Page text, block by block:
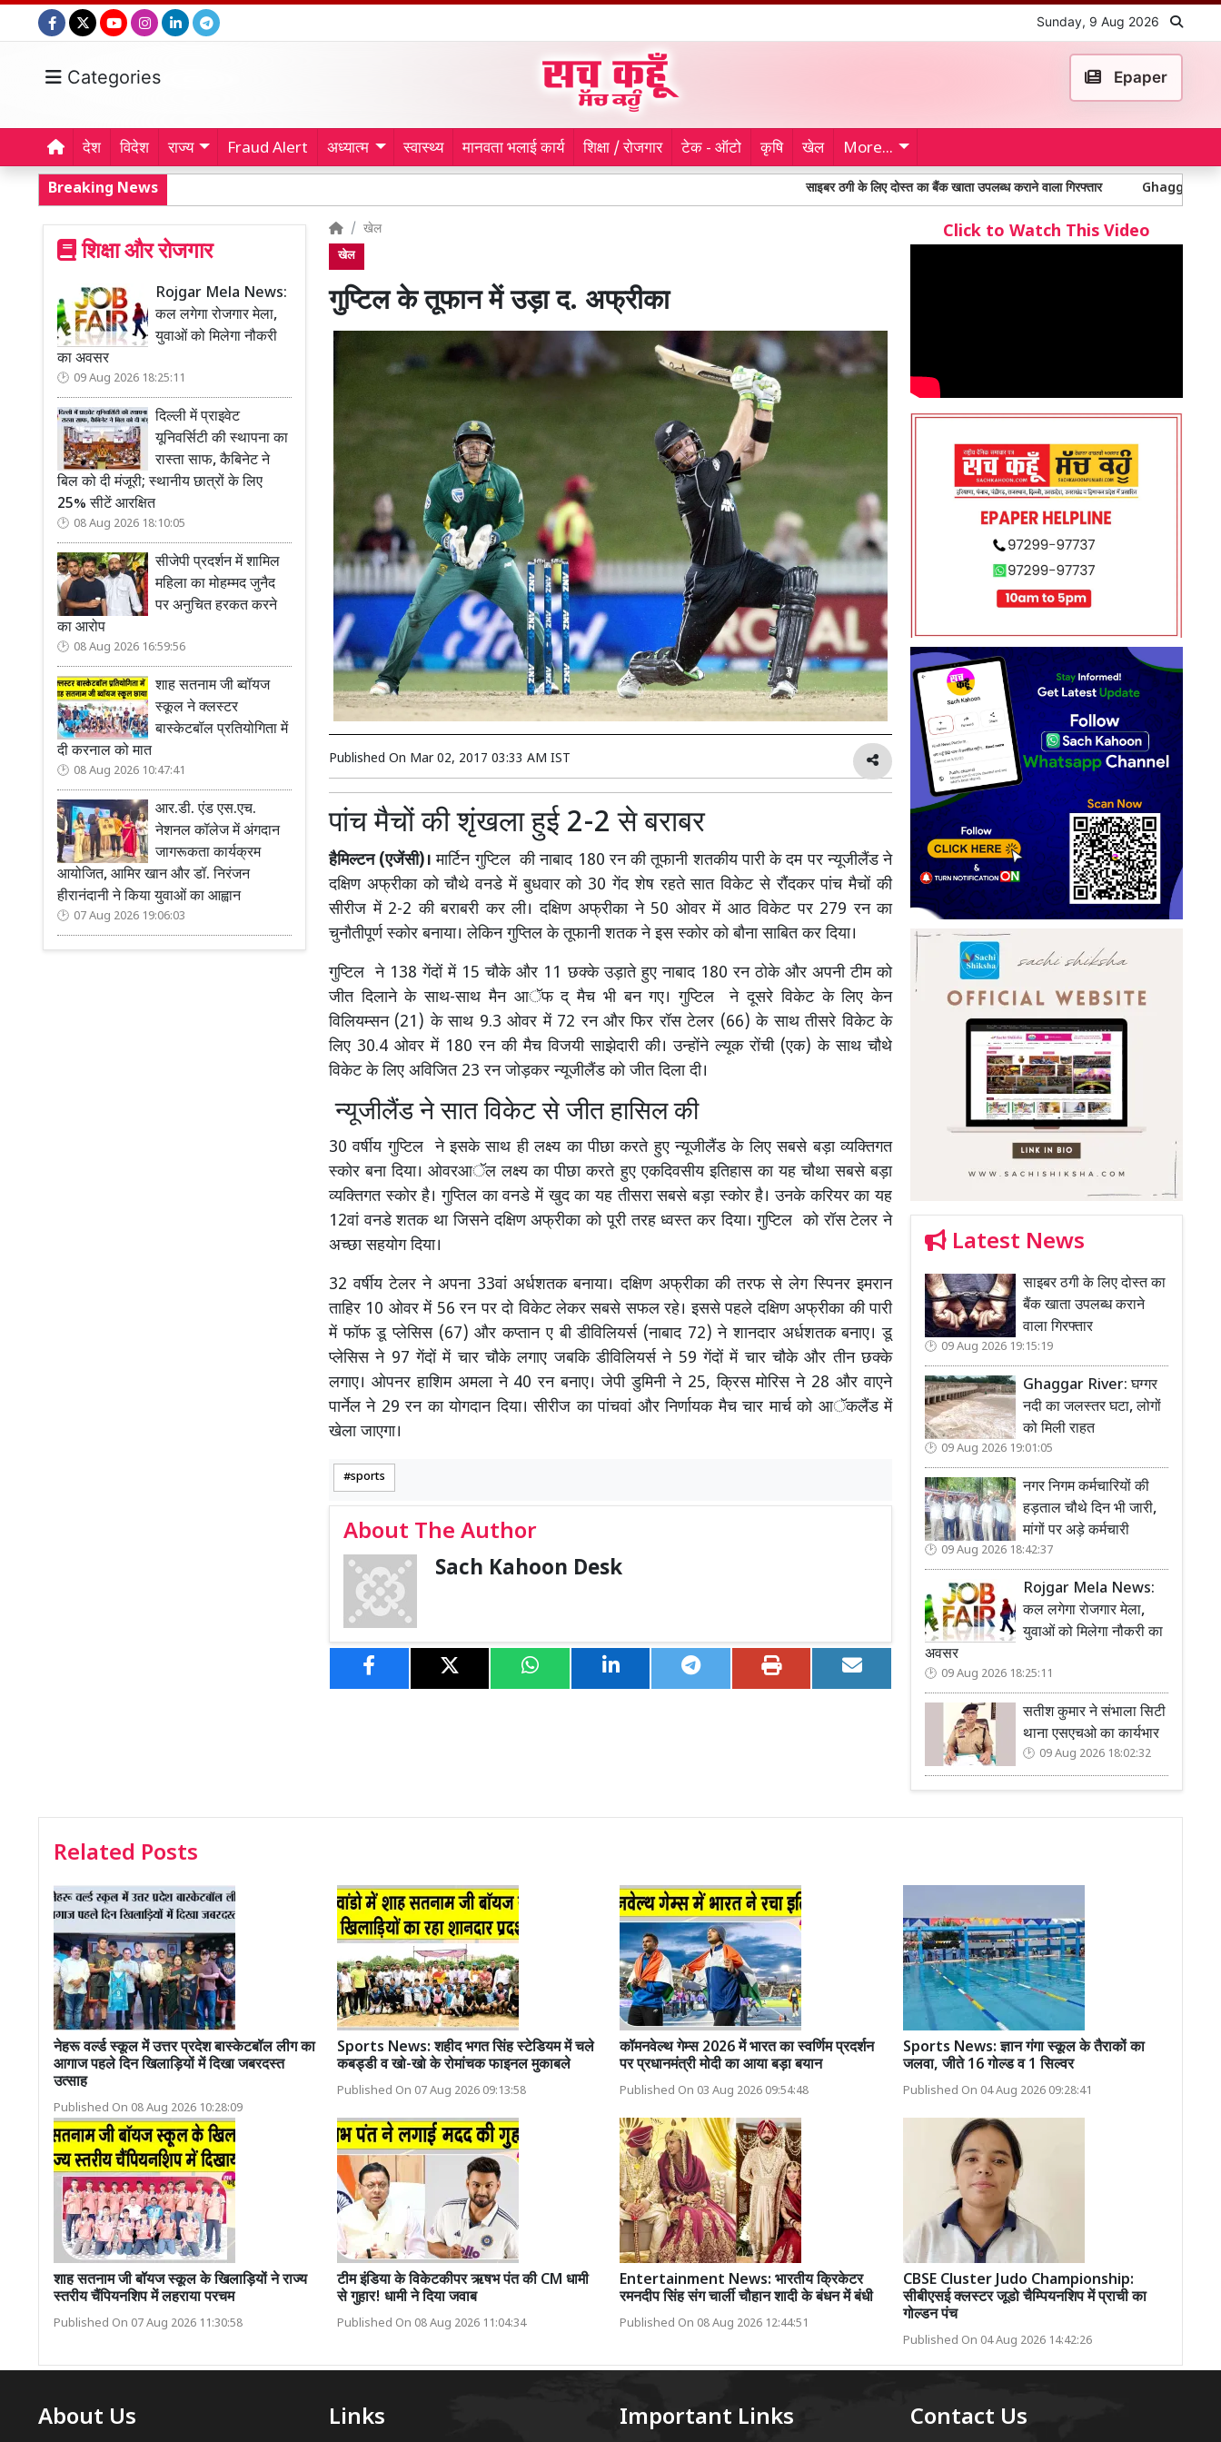
Sunday, 9 Aug 2026
Categories Epaper
देश विदेश राज्य Fraud Alert अध्यात्म स्वास्थ्य मानवता भलाई कार्य शिक्षा / रोजगार टेक - ऑटो कृषि खेल More...
Breaking News साइबर ठगी के लिए दोस्त का बैंक खाता उपलब्ध कराने वाला गिरफ्तार Ghaggar River: घग्गर नदी
शिक्षा और रोजगार
Rojgar Mela News:
कल लगेगा रोजगार मेला,
युवाओं को मिलेगा नौकरी
का अवसर
09 Aug 2026 18:25:11
दिल्ली में प्राइवेट
यूनिवर्सिटी की स्थापना का
रास्ता साफ, कैबिनेट ने
बिल को दी मंजूरी; स्थानीय छात्रों के लिए
25% सीटें आरक्षित
08 Aug 2026 18:10:05
सीजेपी प्रदर्शन में शामिल
महिला का मोहम्मद जुनैद
पर अनुचित हरकत करने
का आरोप
08 Aug 2026 16:59:56
शाह सतनाम जी ब्वॉयज
स्कूल ने क्लस्टर
बास्केटबॉल प्रतियोगिता में
दी करनाल को मात
08 Aug 2026 10:47:41
आर.डी. एंड एस.एच.
नेशनल कॉलेज में अंगदान
जागरूकता कार्यक्रम
आयोजित, आमिर खान और डॉ. निरंजन
हीरानंदानी ने किया युवाओं का आह्वान
07 Aug 2026 19:06:03
खेल
खेल
गुप्टिल के तूफान में उड़ा द. अफ्रीका
Published On Mar 02, 2017 03:33 AM IST
पांच मैचों की शृंखला हुई 2-2 से बराबर
हैमिल्टन (एजेंसी)। मार्टिन गुप्टिल की नाबाद 180 रन की तूफानी शतकीय पारी के दम पर न्यूजीलैंड ने
दक्षिण अफ्रीका को चौथे वनडे में बुधवार को 30 गेंद शेष रहते सात विकेट से रौंदकर पांच मैचों की
सीरीज में 2-2 की बराबरी कर ली। दक्षिण अफ्रीका ने 50 ओवर में आठ विकेट पर 279 रन का
चुनौतीपूर्ण स्कोर बनाया। लेकिन गुप्तिल के तूफानी शतक ने इस स्कोर को बौना साबित कर दिया।
गुप्टिल ने 138 गेंदों में 15 चौके और 11 छक्के उड़ाते हुए नाबाद 180 रन ठोके और अपनी टीम को
जीत दिलाने के साथ-साथ मैन आॅफ द् मैच भी बन गए। गुप्टिल ने दूसरे विकेट के लिए केन
विलियम्सन (21) के साथ 9.3 ओवर में 72 रन और फिर रॉस टेलर (66) के साथ तीसरे विकेट के
लिए 30.4 ओवर में 180 रन की मैच विजयी साझेदारी की। उन्होंने ल्यूक रोंची (एक) के साथ चौथे
विकेट के लिए अविजित 23 रन जोड़कर न्यूजीलैंड को जीत दिला दी।
न्यूजीलैंड ने सात विकेट से जीत हासिल की
30 वर्षीय गुप्टिल ने इसके साथ ही लक्ष्य का पीछा करते हुए न्यूजीलैंड के लिए सबसे बड़ा व्यक्तिगत
स्कोर बना दिया। ओवरआॅल लक्ष्य का पीछा करते हुए एकदिवसीय इतिहास का यह चौथा सबसे बड़ा
व्यक्तिगत स्कोर है। गुप्तिल का वनडे में खुद का यह तीसरा सबसे बड़ा स्कोर है। उनके करियर का यह
12वां वनडे शतक था जिसने दक्षिण अफ्रीका को पूरी तरह ध्वस्त कर दिया। गुप्टिल को रॉस टेलर ने
अच्छा सहयोग दिया।
32 वर्षीय टेलर ने अपना 33वां अर्धशतक बनाया। दक्षिण अफ्रीका की तरफ से लेग स्पिनर इमरान
ताहिर 10 ओवर में 56 रन पर दो विकेट लेकर सबसे सफल रहे। इससे पहले दक्षिण अफ्रीका की पारी
में फॉफ डू प्लेसिस (67) और कप्तान ए बी डीविलियर्स (नाबाद 72) ने शानदार अर्धशतक बनाए। डू
प्लेसिस ने 97 गेंदों में चार चौके लगाए जबकि डीविलियर्स ने 59 गेंदों में चार चौके और तीन छक्के
लगाए। ओपनर हाशिम अमला ने 40 रन बनाए। जेपी डुमिनी ने 25, क्रिस मोरिस ने 28 और वाएने
पार्नेल ने 29 रन का योगदान दिया। सीरीज का पांचवां और निर्णायक मैच चार मार्च को आॅकलैंड में
खेला जाएगा।
sports
About The Author
Sach Kahoon Desk
Click to Watch This Video
Latest News
साइबर ठगी के लिए दोस्त का
बैंक खाता उपलब्ध कराने
वाला गिरफ्तार
09 Aug 2026 19:15:19
Ghaggar River: घग्गर
नदी का जलस्तर घटा, लोगों
को मिली राहत
09 Aug 2026 19:01:05
नगर निगम कर्मचारियों की
हड़ताल चौथे दिन भी जारी,
मांगों पर अड़े कर्मचारी
09 Aug 2026 18:42:37
Rojgar Mela News:
कल लगेगा रोजगार मेला,
युवाओं को मिलेगा नौकरी का
अवसर
09 Aug 2026 18:25:11
सतीश कुमार ने संभाला सिटी
थाना एसएचओ का कार्यभार
09 Aug 2026 18:02:32
Related Posts
नेहरू वर्ल्ड स्कूल में उत्तर प्रदेश बास्केटबॉल लीग का
आगाज पहले दिन खिलाड़ियों में दिखा जबरदस्त
उत्साह
Published On 08 Aug 2026 10:28:09
Sports News: शहीद भगत सिंह स्टेडियम में चले
कबड्डी व खो-खो के रोमांचक फाइनल मुकाबले
Published On 07 Aug 2026 09:13:58
कॉमनवेल्थ गेम्स 2026 में भारत का स्वर्णिम प्रदर्शन
पर प्रधानमंत्री मोदी का आया बड़ा बयान
Published On 03 Aug 2026 09:54:48
Sports News: ज्ञान गंगा स्कूल के तैराकों का
जलवा, जीते 16 गोल्ड व 1 सिल्वर
Published On 04 Aug 2026 09:28:41
शाह सतनाम जी बॉयज स्कूल के खिलाड़ियों ने राज्य
स्तरीय चैंपियनशिप में लहराया परचम
Published On 07 Aug 2026 11:30:58
टीम इंडिया के विकेटकीपर ऋषभ पंत की CM धामी
से गुहार! धामी ने दिया जवाब
Published On 08 Aug 2026 11:04:34
Entertainment News: भारतीय क्रिकेटर
रमनदीप सिंह संग चार्ली चौहान शादी के बंधन में बंधी
Published On 08 Aug 2026 12:44:51
CBSE Cluster Judo Championship:
सीबीएसई क्लस्टर जूडो चैम्पियनशिप में प्राची का
गोल्डन पंच
Published On 04 Aug 2026 14:42:26
About Us Links Important Links Contact Us